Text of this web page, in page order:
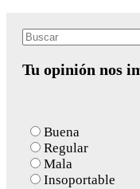
Search
Tu opinión nos
Buena
Regular
Mala
Insoportable